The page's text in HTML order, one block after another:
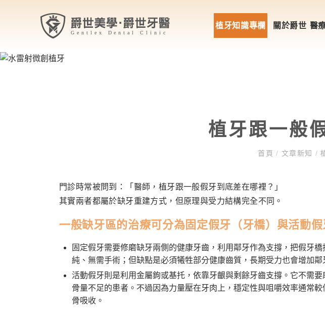
植牙知識專欄 關於爵世 醫
植牙跟一般
首頁/ 文章新知 /
門診時常被問到：「醫師，植牙跟一般假牙到底差在哪裡？」
其實兩者都屬於缺牙重建方式，但原理與受力結構完全不同。
一般缺牙區的治療可分為固定假牙（牙橋）與活動假
固定假牙需要修磨缺牙兩側的健康牙齒，利用鄰牙作為支撐，把假牙
純、無需手術；但缺點是必須犧牲部分健康齒質，長期受力也會增加鄰
活動假牙則是利用金屬鉤或基托，依靠牙齦與剩餘牙齒支撐。它不需
骨量不足的患者。不過因為力量壓在牙肉上，穩定性與咀嚼效率通常
骨吸收。